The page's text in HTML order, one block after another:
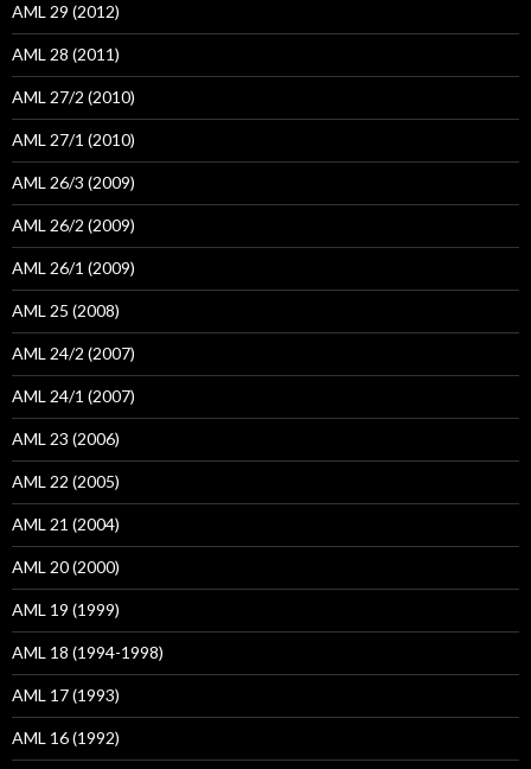
AML 29 (2012)
AML 28 (2011)
AML 27/2 (2010)
AML 27/1 (2010)
AML 26/3 (2009)
AML 26/2 (2009)
AML 26/1 (2009)
AML 25 (2008)
AML 24/2 (2007)
AML 24/1 (2007)
AML 23 (2006)
AML 22 (2005)
AML 21 (2004)
AML 20 (2000)
AML 19 (1999)
AML 18 (1994-1998)
AML 17 (1993)
AML 16 (1992)